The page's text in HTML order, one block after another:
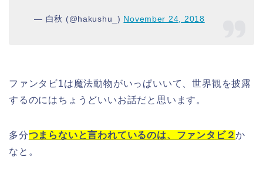
— 白秋 (@hakushu_) November 24, 2018
ファンタビ1は魔法動物がいっぱいいて、世界観を披露
するのにはちょうどいいお話だと思います。
多分つまらないと言われているのは、ファンタビ２か
なと。